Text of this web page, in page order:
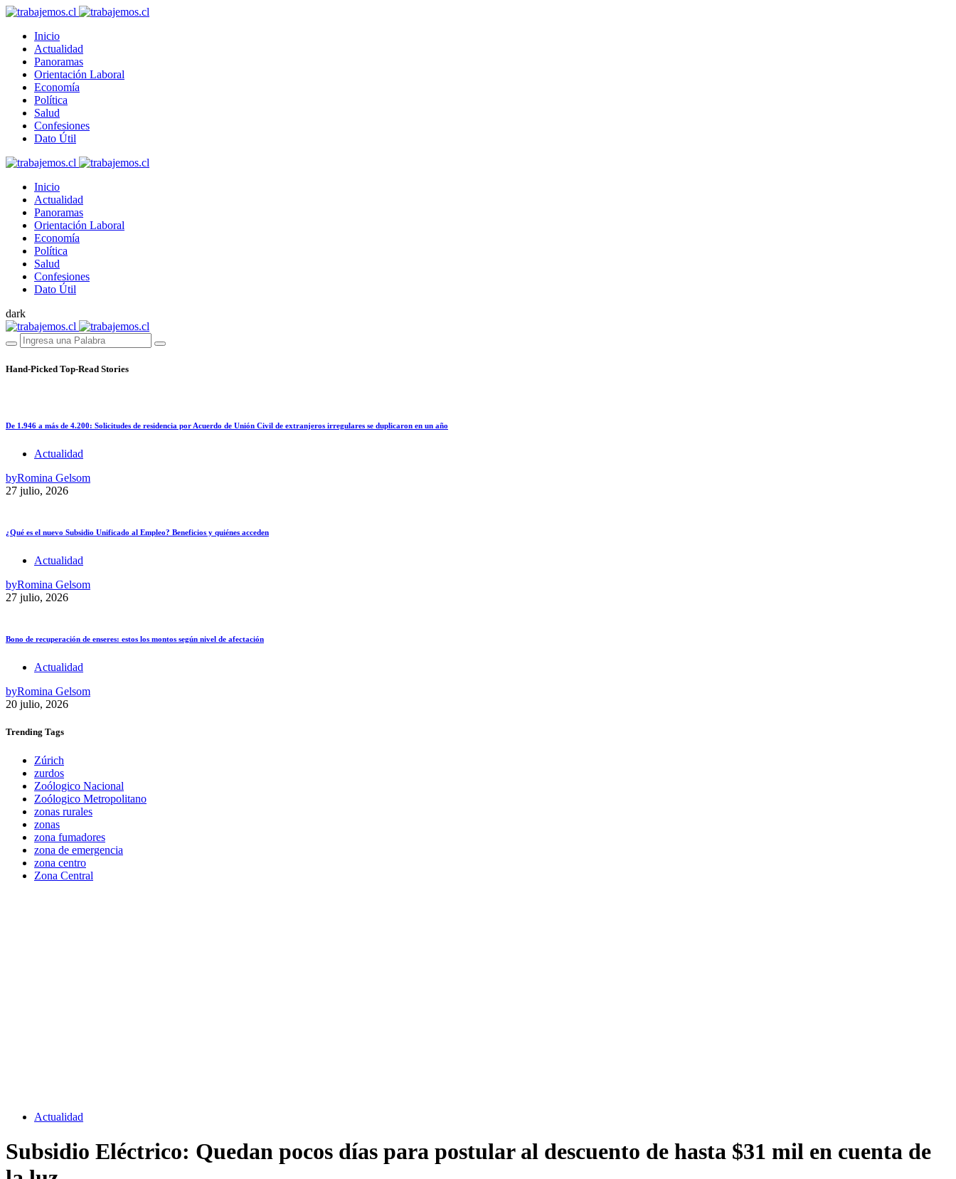
Inicio
Actualidad
Panoramas
Orientación Laboral
Economía
Política
Salud
Confesiones
Dato Útil
Inicio
Actualidad
Panoramas
Orientación Laboral
Economía
Política
Salud
Confesiones
Dato Útil
dark
Hand-Picked Top-Read Stories
De 1.946 a más de 4.200: Solicitudes de residencia por Acuerdo de Unión Civil de extranjeros irregulares se duplicaron en un año
Actualidad
byRomina Gelsom
27 julio, 2026
¿Qué es el nuevo Subsidio Unificado al Empleo? Beneficios y quiénes acceden
Actualidad
byRomina Gelsom
27 julio, 2026
Bono de recuperación de enseres: estos los montos según nivel de afectación
Actualidad
byRomina Gelsom
20 julio, 2026
Trending Tags
Zúrich
zurdos
Zoólogico Nacional
Zoólogico Metropolitano
zonas rurales
zonas
zona fumadores
zona de emergencia
zona centro
Zona Central
Actualidad
Subsidio Eléctrico: Quedan pocos días para postular al descuento de hasta $31 mil en cuenta de